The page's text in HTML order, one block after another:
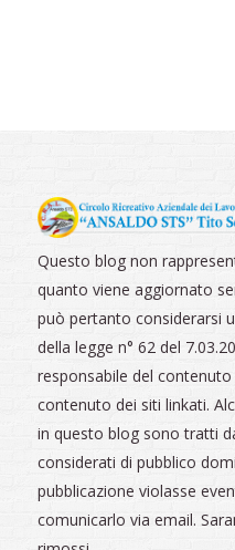
Questo blog non
quanto viene aggiornato
può pertanto considerarsi
della legge n° 62 del
responsabile del
contenuto dei siti linkati.
in questo blog sono tratti
considerati di pubblico
pubblicazione violasse
comunicarlo via email.